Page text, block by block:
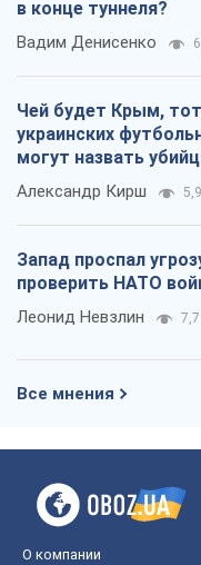
в конце туннеля?
Вадим Денисенко
Чей будет Крым,
украинских
могут назвать
Александр Кирш
Запад проспал
проверить НАТО
Леонид Невзлин 7,7
Все мнения
О компании